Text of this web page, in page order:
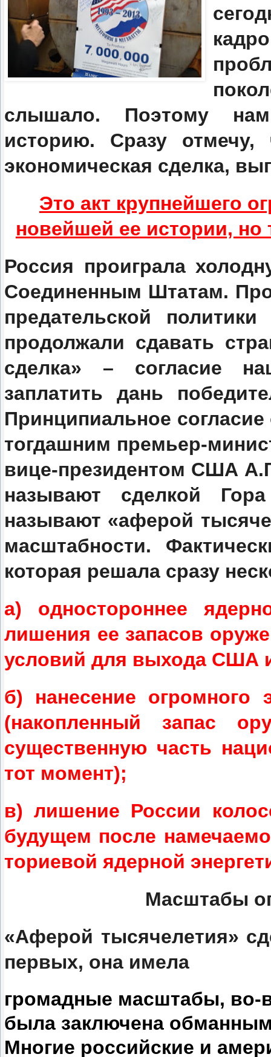
слышало. Поэтому
историю. Сразу
экономическая сделка,
Это акт крупнейшего
новейшей ее истории, но
Россия проиграла
Соединенным Штатам.
предательской
продолжали сдавать
сделка» – согласие
заплатить дань
Принципиальное
тогдашним премьер-
вице-президентом США
называют сделкой
называют «аферой
масштабности.
которая решала сразу
а) одностороннее
лишения ее запасов
условий для выхода США
б) нанесение огромного
(накопленный запас
существенную часть
тот момент);
в) лишение России
будущем после
ториевой ядерной
Масштабы
«Аферой тысячелетия»
первых, она имела
громадные масштабы, во-
была заключена
Многие российские и